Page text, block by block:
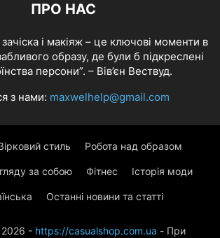
ПРО НАС
і макіяж – це ключові моменти в
образу, де були б підкреслені
персони”. – Вів’єн Вествуд.
з нами: maxwelhelp@gmail.com
стиль Робота над образом
за собою Фітнес Історія моди
Останні новини та статті
- https://casualshop.com.ua - При